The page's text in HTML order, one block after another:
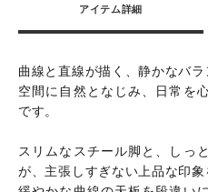
アイテム詳細
曲線と直線が描く、静かなバラ
空間に自然となじみ、日常を
です。
スリムなスチール脚と、しっ
が、主張しすぎない上品な印象